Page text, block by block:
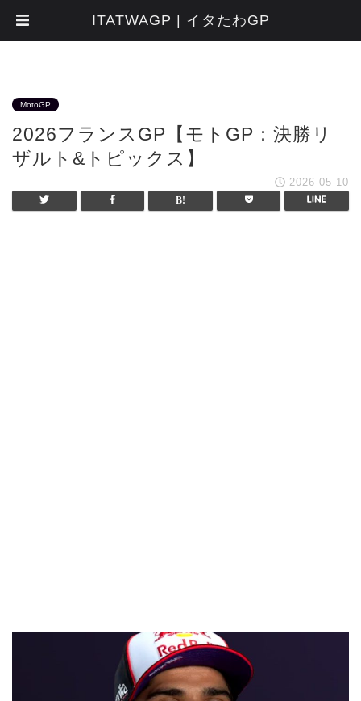
MotoGP
2026フランスGP【モトGP：決勝リ
ザルト&トピックス】
2026-05-10
ITATWAGP | イタたわGP